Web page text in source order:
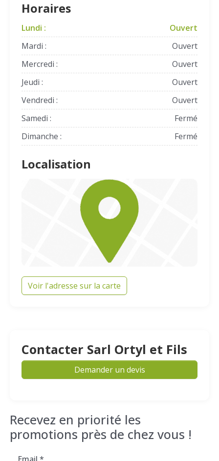
Horaires
Lundi :
Ouvert
Mardi :
Ouvert
Mercredi :
Ouvert
Jeudi :
Ouvert
Vendredi :
Ouvert
Samedi :
Fermé
Dimanche :
Fermé
Localisation
Voir l'adresse sur la carte
Contacter Sarl Ortyl et Fils
Demander un devis
Recevez en priorité les
promotions près de chez vous !